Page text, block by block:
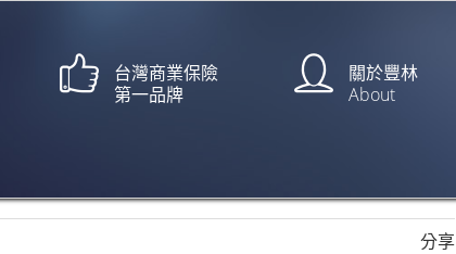
台灣商業保險
第一品牌
關於豐林
About
分享